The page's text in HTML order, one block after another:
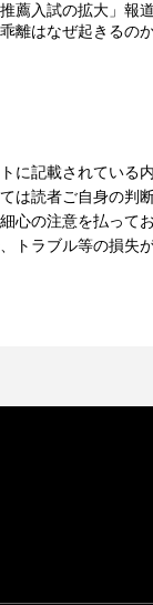
薦入試の拡大」報
離はなぜ起きるの
に記載されている
は読者ご自身の判
心の注意を払って
トラブル等の損失